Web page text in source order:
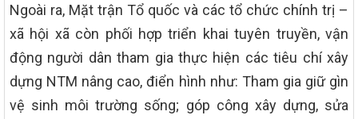
Ngoài ra, Mặt trận Tổ quốc và các tổ chức chính trị –
xã hội xã còn phối hợp triển khai tuyên truyền, vận
động người dân tham gia thực hiện các tiêu chí xây
dựng NTM nâng cao, điển hình như: Tham gia giữ gìn
vệ sinh môi trường sống; góp công xây dựng, sửa